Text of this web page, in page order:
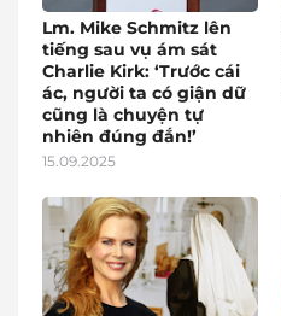
Lm. Mike Schmitz lên
tiếng sau vụ ám sát
Charlie Kirk: ‘Trước cái
ác, người ta có giận dữ
cũng là chuyện tự
nhiên đúng đắn!’
15.09.2025